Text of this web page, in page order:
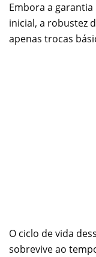
Embora a
inicial, a robustez
apenas trocas
O ciclo de vida
sobrevive ao